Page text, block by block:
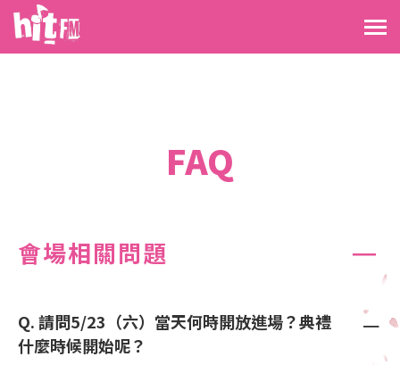
FAQ
會場相關問題 －
Q. 請問5/23（六）當天何時開放進場？典禮
什麼時候開始呢？
－